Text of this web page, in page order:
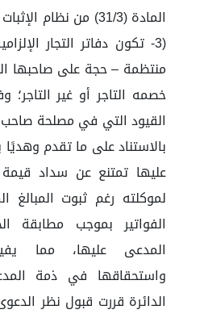
المادة (31/3) من
(3- تكون دفاتر التجار
منتظمة – حجة على صاحبها
خصمه التاجر أو غير
القيود التي في مصلحة صاحب
بالاستناد على ما تقدم
عليها تمتنع عن سداد قيمة
لموكلته رغم ثبوت المبالغ
الفواتير بموجب مطابقة
المدعى عليها، مما
واستحقاقها في ذمة
الدائرة قررت قبول نظر